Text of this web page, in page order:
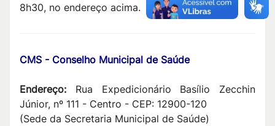
8h30, no endereço acima.
CMS - Conselho Municipal de Saúde
Endereço: Rua Expedicionário Basílio Zecchin
Júnior, nº 111 - Centro - CEP: 12900-120
(Sede da Secretaria Municipal de Saúde)